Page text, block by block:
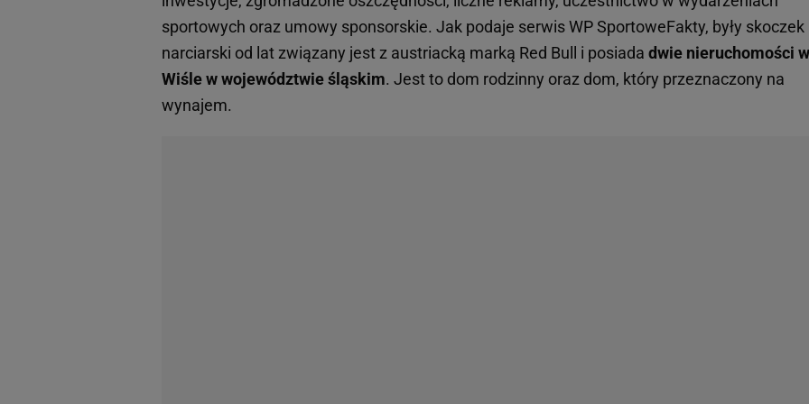
sportowych oraz umowy sponsorskie. Jak podaje serwis WP SportoweFakty, były skoczek
narciarski od lat związany jest z austriacką marką Red Bull i posiada dwie nieruchomości w
Wiśle w województwie śląskim. Jest to dom rodzinny oraz dom, który przeznaczony na
wynajem.